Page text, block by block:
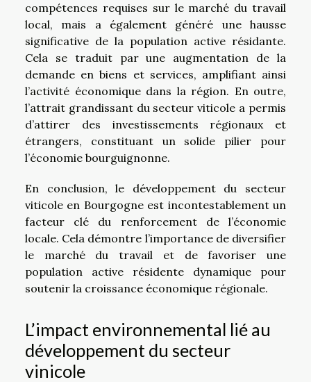
compétences requises sur le marché du travail
local, mais a également généré une hausse
significative de la population active résidante.
Cela se traduit par une augmentation de la
demande en biens et services, amplifiant ainsi
l’activité économique dans la région. En outre,
l’attrait grandissant du secteur viticole a permis
d’attirer des investissements régionaux et
étrangers, constituant un solide pilier pour
l’économie bourguignonne.
En conclusion, le développement du secteur
viticole en Bourgogne est incontestablement un
facteur clé du renforcement de l’économie
locale. Cela démontre l’importance de diversifier
le marché du travail et de favoriser une
population active résidente dynamique pour
soutenir la croissance économique régionale.
L’impact environnemental lié au
développement du secteur
vinicole